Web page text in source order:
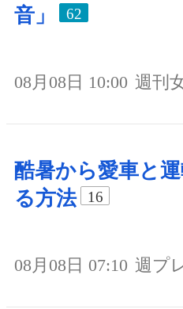
音」
62
08月08日 10:00 週刊
酷暑から愛車と
る方法
16
08月08日 07:10 週プ